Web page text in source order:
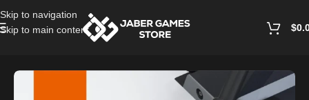
Skip to navigation
Skip to main content
$